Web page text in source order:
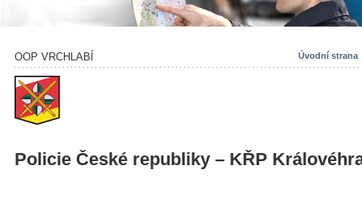
Úvodní strana
OOP VRCHLABÍ
Policie České republiky – KŘP